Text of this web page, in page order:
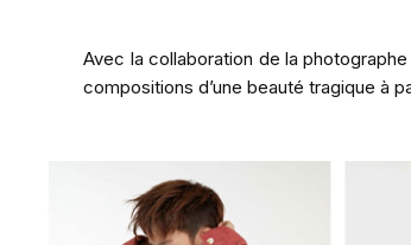
Avec la collaboration de la
compositions d’une beauté tragique à